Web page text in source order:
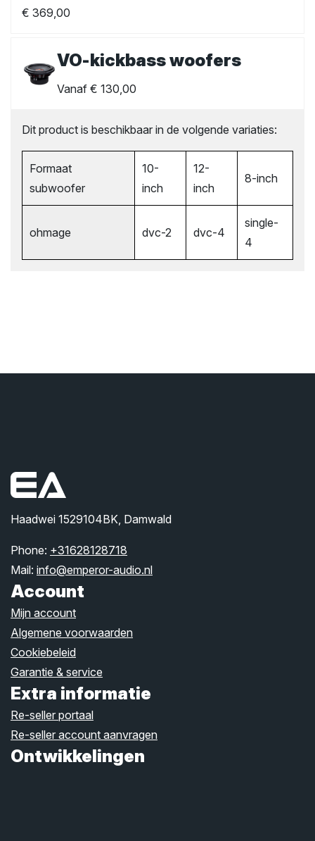
€ 369,00
VO-kickbass woofers
Vanaf € 130,00
Dit product is beschikbaar in de volgende variaties:
Formaat
subwoofer
10-
inch
12-
inch
8-inch
ohmage dvc-2 dvc-4
single-
4
Haadwei 1529104BK, Damwald
Phone: +31628128718
Mail: info@emperor-audio.nl
Account
Mijn account
Algemene voorwaarden
Cookiebeleid
Garantie & service
Extra informatie
Re-seller portaal
Re-seller account aanvragen
Ontwikkelingen